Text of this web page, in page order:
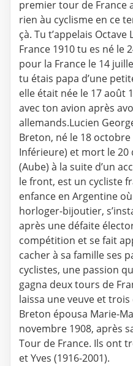
premier tour de France
rien àu cyclisme en ce
çà. Tu t’appelais
France 1910 tu es né le
pour la France le 14
tu étais papa d’une
elle était née le 17 août
avec ton avion après
allemands.Lucien
Breton, né le 18 octobre
Inférieure) et mort le 20
(Aube) à la suite d’un
le front, est un cycliste
enfance en Argentine
horloger-bijoutier,
après une défaite
compétition et se fait
cacher à sa famille ses
cyclistes, une passion
gagna deux tours de
laissa une veuve et
Breton épousa Marie-
novembre 1908, après
Tour de France. Ils ont
et Yves (1916-2001).